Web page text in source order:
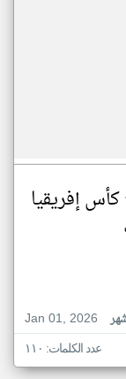
إفريقيا
Jan 01, 2026
عدد الكلمات: ١١٠